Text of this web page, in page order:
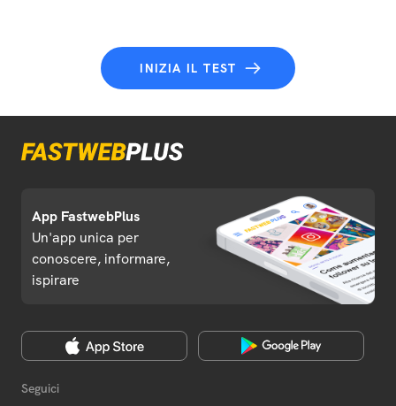
INIZIA IL TEST
App FastwebPlus
Un'app unica per
conoscere, informare,
ispirare
Seguici